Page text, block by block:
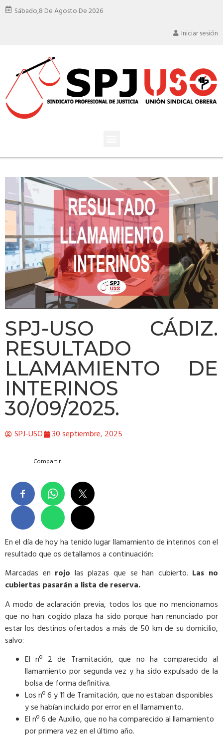
Sábado,8 De Agosto De 2026
Iniciar sesión
SPJ-USO CÁDIZ.
RESULTADO
LLAMAMIENTO DE
INTERINOS
30/09/2025.
SPJ-USO 30 septiembre, 2025
Compartir….
En el día de hoy ha tenido lugar llamamiento de interinos con el
resultado que os detallamos a continuación:
Marcadas en rojo las plazas que se han cubierto. Las no
cubiertas pasarán a lista de reserva.
A modo de aclaración previa, todos los que no mencionamos
que no han cogido plaza ha sido porque han renunciado por
estar los destinos ofertados a más de 50 km de su domicilio,
salvo:
El nº 2 de Tramitación, que no ha comparecido al
llamamiento por segunda vez y ha sido expulsado de la
bolsa de forma definitiva.
Los nº 6 y 11 de Tramitación, que no estaban disponibles
y se habían incluido por error en el llamamiento.
El nº 6 de Auxilio, que no ha comparecido al llamamiento
por primera vez en el último año.